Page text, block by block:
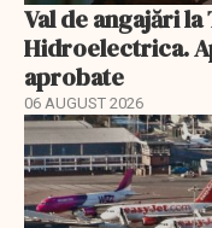
Val de angajări
Hidroelectrica.
aprobate
06 AUGUST 2026